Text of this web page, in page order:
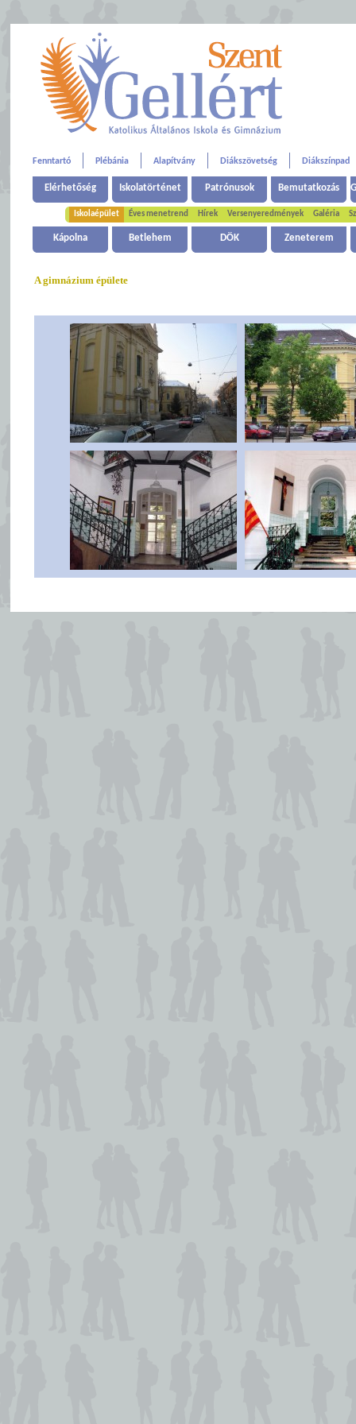
Fenntartó Plébánia Alapítvány Diákszövetség Diákszínpad
Elérhetőség Iskolatörténet Patrónusok Bemutatkozás
Iskolaépület Éves menetrend Hírek Versenyeredmények Galéria
Kápolna Betlehem DÖK Zeneterem
A gimnázium épülete